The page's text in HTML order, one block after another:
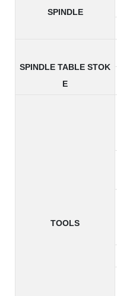
SPINDLE
SPINDLE TABLE STOK
E
TOOLS